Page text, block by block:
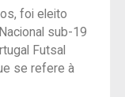
foi eleito
sub-19
Futsal
se refere à